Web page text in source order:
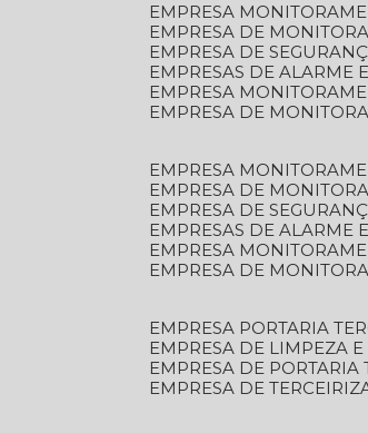
EMPRESA
EMPRESA DE
EMPRESA DE
EMPRESAS DE
EMPRESA
EMPRESA DE
EMPRESA
EMPRESA DE
EMPRESA DE
EMPRESAS DE
EMPRESA
EMPRESA DE
EMPRESA PORTARIA
EMPRESA DE LIMPEZA
EMPRESA DE
EMPRESA DE